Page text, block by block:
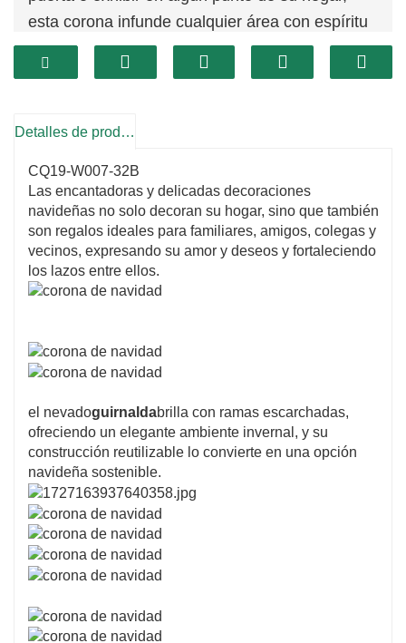
esta corona infunde cualquier área con espíritu
festivo navideño.
Tamaño conveniente:
Es fácil de ubicar en
opción para la decoración de excursiones
Detalles de producto
CQ19-W007-32B
Las encantadoras y delicadas decoraciones
navideñas no solo decoran su hogar, sino que también
son regalos ideales para familiares, amigos, colegas y
vecinos, expresando su amor y deseos y fortaleciendo
los lazos entre ellos.
el nevadoguirnaldabrilla con ramas escarchadas,
ofreciendo un elegante ambiente invernal, y su
construcción reutilizable lo convierte en una opción
navideña sostenible.